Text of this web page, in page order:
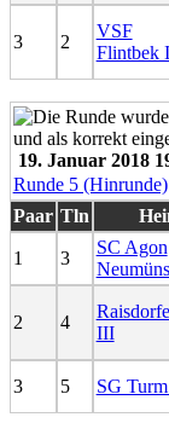
3 2
VSF
Flintbek
19. Januar 2018
Runde 5 (Hinrunde)
Paar Tln
1 3
SC Agon
2 4
III
3 5 SG